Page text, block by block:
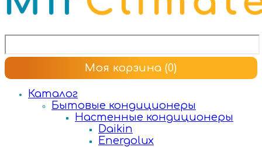
Моя корзина (0)
Каталог
Бытовые кондиционеры
Настенные кондиционеры
Daikin
Energolux